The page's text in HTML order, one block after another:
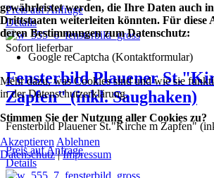
Preis auf Anfrage
Details
Sofort lieferbar
Fensterbild Plauener
Zapfen" (inkl. Saughaken)
Fensterbild Plauener St."Kirche m Zapfen"
Preis auf Anfrage
Details
gewährleistet werden, die Ihre Daten auch
Drittstaaten weiterleiten könnten. Für diese
deren Bestimmungen zum Datenschutz:
Google reCaptcha (Kontaktformular)
Mehr dazu, was Cookies sind und wie sie
in der Datenschutzerklärung.
Stimmen Sie der Nutzung aller Cookies zu?
Akzeptieren Ablehnen
Datenschutz|Impressum